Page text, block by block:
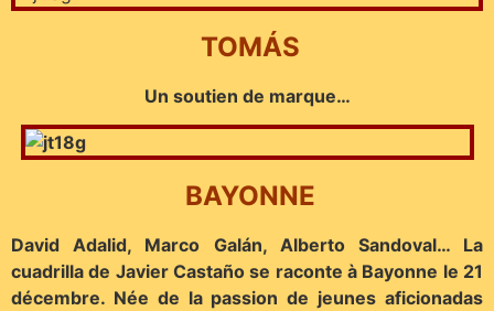
TOMÁS
Un soutien de marque…
BAYONNE
David Adalid, Marco Galán, Alberto Sandoval… La
cuadrilla de Javier Castaño se raconte à Bayonne le 21
décembre. Née de la passion de jeunes aficionadas